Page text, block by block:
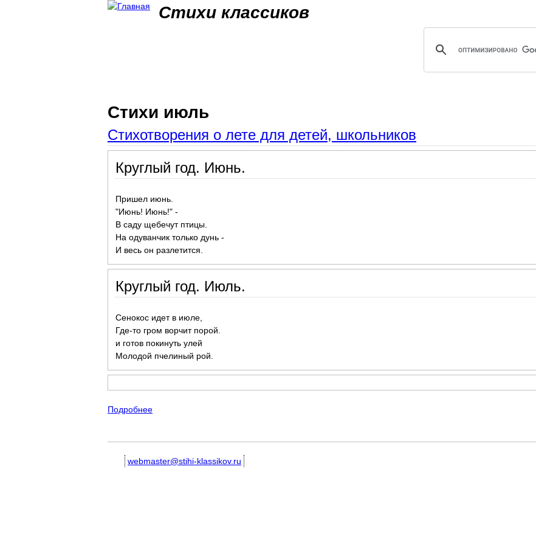
Стихи классиков
Стихи июль
Стихотворения о лете для детей, школьников
Круглый год. Июнь.
Пришел июнь.
"Июнь! Июнь!" -
В саду щебечут птицы.
На одуванчик только дунь -
И весь он разлетится.
Круглый год. Июль.
Сенокос идет в июле,
Где-то гром ворчит порой.
и готов покинуть улей
Молодой пчелиный рой.
Подробнее
webmaster@stihi-klassikov.ru